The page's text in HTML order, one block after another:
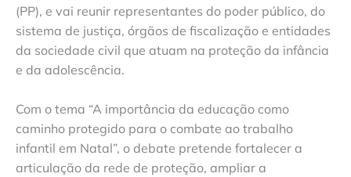
(PP), e vai reunir representantes do poder público, do
sistema de justiça, órgãos de fiscalização e entidades
da sociedade civil que atuam na proteção da infância
e da adolescência.
Com o tema “A importância da educação como
caminho protegido para o combate ao trabalho
infantil em Natal”, o debate pretende fortalecer a
articulação da rede de proteção, ampliar a